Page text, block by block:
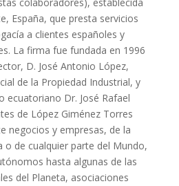
España, que presta servicios
a clientes españoles y
La firma fue fundada en 1996
D. José Antonio López,
de la Propiedad Industrial, y
ecuatoriano Dr. José Rafael
de López Giménez Torres
negocios y empresas, de la
o de cualquier parte del Mundo,
hasta algunas de las
del Planeta, asociaciones